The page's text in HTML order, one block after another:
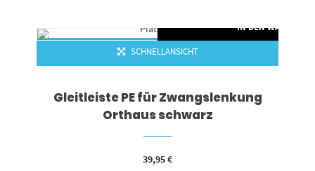
IN DEN
SCHNELLANSICHT
Gleitleiste PE für Zwangslenkung
Orthaus schwarz
39,95€